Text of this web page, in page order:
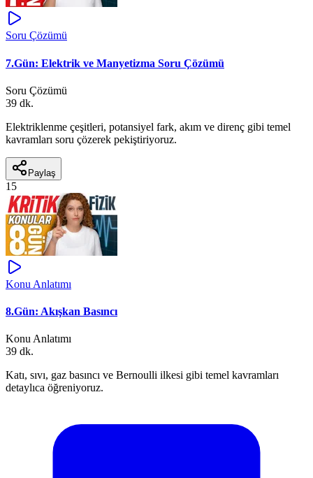
Soru Çözümü
7.Gün: Elektrik ve Manyetizma Soru Çözümü
Soru Çözümü
39 dk.
Elektriklenme çeşitleri, potansiyel fark, akım ve direnç gibi temel
kavramları soru çözerek pekiştiriyoruz.
Paylaş
15
Konu Anlatımı
8.Gün: Akışkan Basıncı
Konu Anlatımı
39 dk.
Katı, sıvı, gaz basıncı ve Bernoulli ilkesi gibi temel kavramları
detaylıca öğreniyoruz.